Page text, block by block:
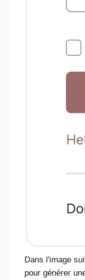
Dans l'image
pour générer